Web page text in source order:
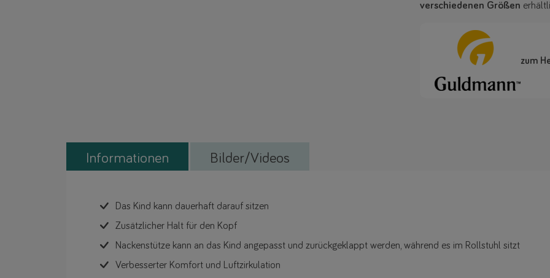
verschiedenen Größen
zum
Informationen Bilder/Videos
Das Kind kann dauerhaft darauf sitzen
Zusätzlicher Halt für den Kopf
Nackenstütze kann an das Kind angepasst und zurückgeklappt werden, während es im Rollstuhl sitzt
Verbesserter Komfort und Luftzirkulation